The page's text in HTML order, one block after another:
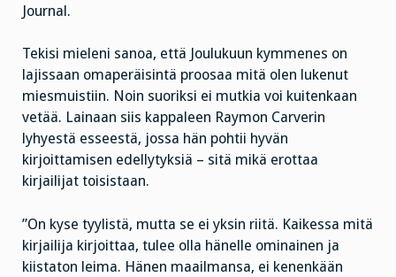
Journal.
Tekisi mieleni sanoa, että Joulukuun kymmenes on
lajissaan omaperäisintä proosaa mitä olen lukenut
miesmuistiin. Noin suoriksi ei mutkia voi kuitenkaan
vetää. Lainaan siis kappaleen Raymon Carverin
lyhyestä esseestä, jossa hän pohtii hyvän
kirjoittamisen edellytyksiä – sitä mikä erottaa
kirjailijat toisistaan.
”On kyse tyylistä, mutta se ei yksin riitä. Kaikessa mitä
kirjailija kirjoittaa, tulee olla hänelle ominainen ja
kiistaton leima. Hänen maailmansa, ei kenenkään